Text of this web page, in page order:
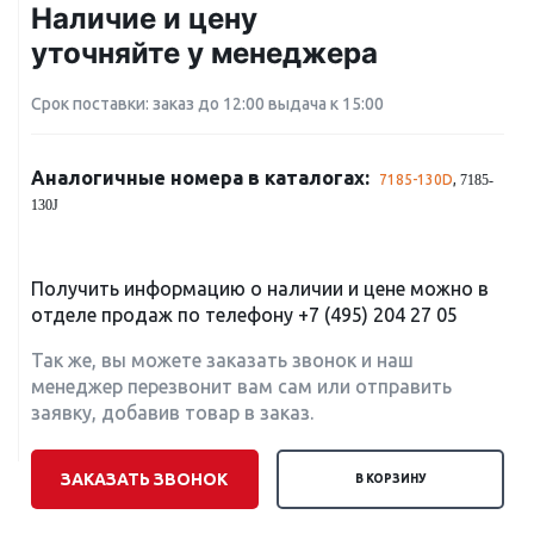
Наличие и цену
уточняйте у менеджера
Срок поставки: заказ до 12:00 выдача к 15:00
Аналогичные номера в каталогах: 7185-130D, 7185-
130J
Получить информацию о наличии и цене можно в
отделе продаж по телефону +7 (495) 204 27 05
Так же, вы можете заказать звонок и наш
менеджер перезвонит вам сам или отправить
заявку, добавив товар в заказ.
ЗАКАЗАТЬ ЗВОНОК В КОРЗИНУ